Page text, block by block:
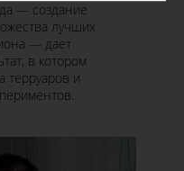
— создание
лучших
— дает
в котором
терруаров и